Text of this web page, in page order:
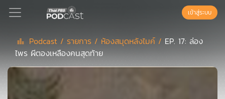
Podcast
เข้าสู่ระบบ
Podcast / รายการ / ห้องสมุดหลังไมค์ / EP. 17: ล่อง
ไพร ผีตองเหลืองคนสุดท้าย